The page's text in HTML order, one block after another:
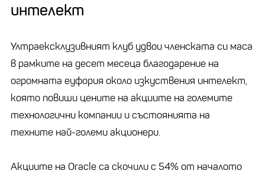
интелект
Ултраексклузивният клуб удвои членската си маса
в рамките на десет месеца благодарение на
огромната еуфория около изкуствения интелект,
която повиши цените на акциите на големите
технологични компании и състоянията на
техните най-големи акционери.
Акциите на Oracle са скочили с 54% от началото